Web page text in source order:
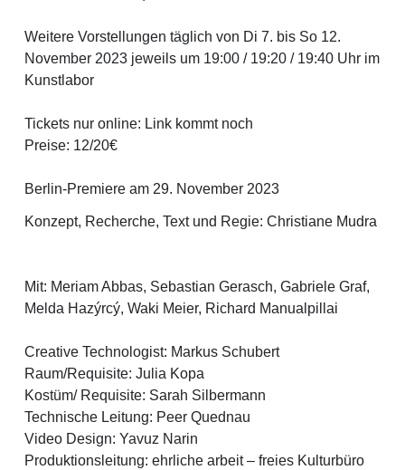
Weitere Vorstellungen täglich von Di 7. bis So 12.
November 2023 jeweils um 19:00 / 19:20 / 19:40 Uhr im
Kunstlabor
Tickets nur online: Link kommt noch
Preise: 12/20€
Berlin-Premiere am 29. November 2023
Konzept, Recherche, Text und Regie: Christiane Mudra
Mit: Meriam Abbas, Sebastian Gerasch, Gabriele Graf,
Melda Hazýrcý, Waki Meier, Richard Manualpillai
Creative Technologist: Markus Schubert
Raum/Requisite: Julia Kopa
Kostüm/ Requisite: Sarah Silbermann
Technische Leitung: Peer Quednau
Video Design: Yavuz Narin
Produktionsleitung: ehrliche arbeit – freies Kulturbüro